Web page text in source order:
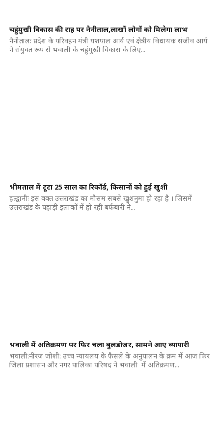
चहुंमुखी विकास की राह पर नैनीताल,लाखों लोगों को मिलेगा लाभ
नैनीतालः प्रदेश के परिवहन मंत्री यशपाल आर्य एवं क्षेत्रीय विधायक संजीव आर्य
ने संयुक्त रूप से भवाली के चहुंमुखी विकास के लिए...
भीमताल में टूटा 25 साल का रिकॉर्ड, किसानों को हुई खुशी
हल्द्वानीः इस वक्त उत्तराखंड का मौसम सबसे खुशनुमा हो रहा है । जिसमें
उत्तराखंड के पहाड़ी इलाकों में हो रही बर्फबारी ने...
भवाली में अतिक्रमण पर फिर चला बुलडोजर, सामने आए व्यापारी
भवाली:नीरज जोशी: उच्च न्यायलय के फैसले के अनुपालन के क्रम में आज फिर
जिला प्रशासन और नगर पालिका परिषद ने भवाली में अतिक्रमण...